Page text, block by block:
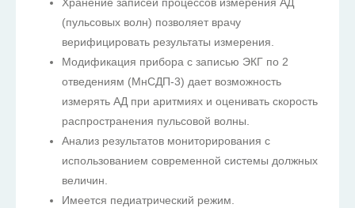
Хранение записей процессов измерения АД
(пульсовых волн) позволяет врачу
верифицировать результаты измерения.
Модификация прибора с записью ЭКГ по 2
отведениям (МнСДП-3) дает возможность
измерять АД при аритмиях и оценивать скорость
распространения пульсовой волны.
Анализ результатов мониторирования с
использованием современной системы должных
величин.
Имеется педиатрический режим.